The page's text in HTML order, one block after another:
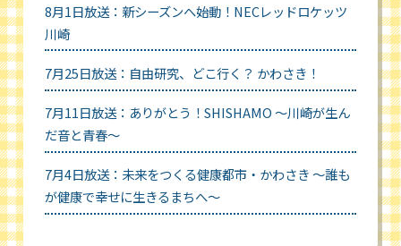
8月1日放送：新シーズンへ始動！NECレッドロケッツ
川崎
7月25日放送：自由研究、どこ行く？ かわさき！
7月11日放送：ありがとう！SHISHAMO ～川崎が生ん
だ音と青春～
7月4日放送：未来をつくる健康都市・かわさき ～誰も
が健康で幸せに生きるまちへ～